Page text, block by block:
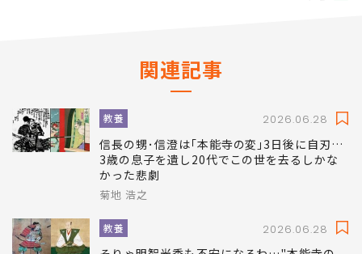
関連記事
教養 2026.06.28
信長の甥･信澄は｢本能寺の変｣3日後に自刃…
3歳の息子を遺し20代でこの世を去るしかな
かった悲劇
菊地 浩之
教養 2026.06.28